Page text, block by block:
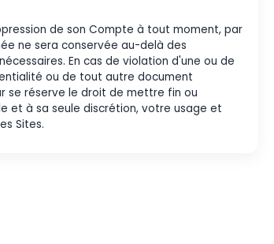
DATEN
nur so lange gespeichert, wie es zur
ist.
de demander la suppression de son
Aucune donnée ne sera